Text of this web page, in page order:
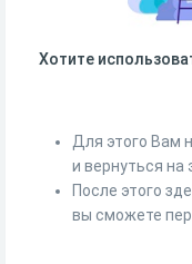
Хотите
Для этого Вам
и вернуться на
После этого
вы сможете